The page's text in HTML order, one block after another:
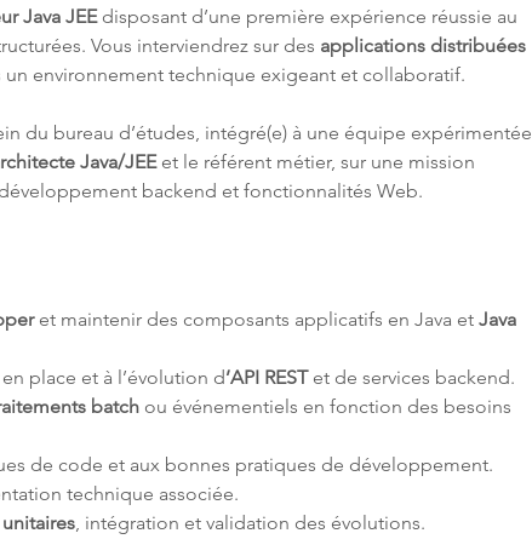
Java JEE disposant d’une première expérience réussie au
Vous interviendrez sur des applications distribuées
un environnement technique exigeant et collaboratif.
du bureau d’études, intégré(e) à une équipe expérimentée
Java/JEE et le référent métier, sur une mission
backend et fonctionnalités Web.
et maintenir des composants applicatifs en Java et Java
place et à l’évolution d’API REST et de services backend.
batch ou événementiels en fonction des besoins
de code et aux bonnes pratiques de développement.
technique associée.
, intégration et validation des évolutions.